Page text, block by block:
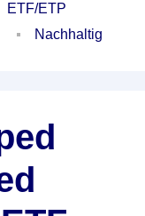
ETF/ETP
Nachhaltig